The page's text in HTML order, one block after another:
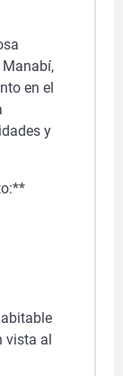
en el
y
vista al